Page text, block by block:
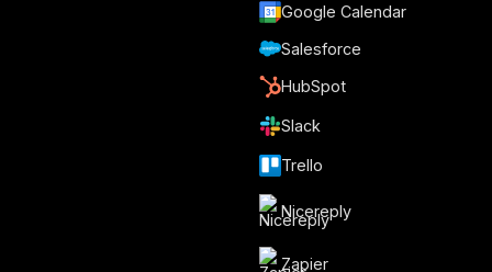
Google Calendar
Salesforce
HubSpot
Slack
Trello
Nicereply
Zapier